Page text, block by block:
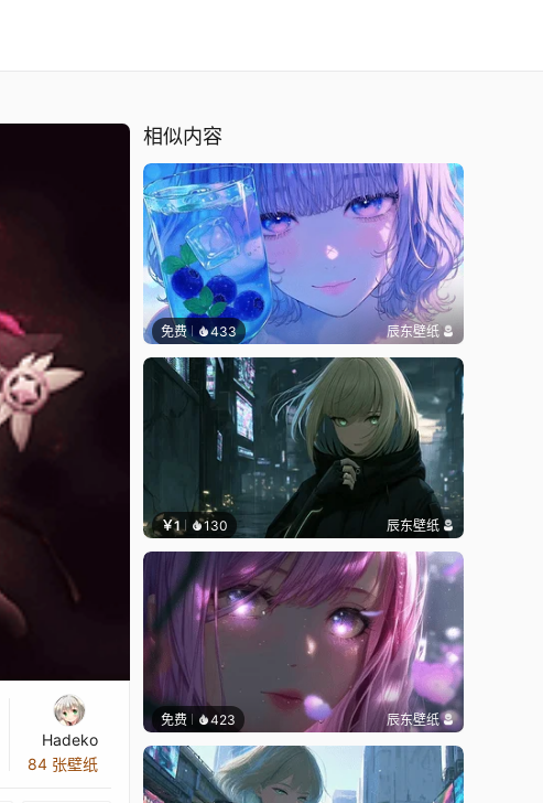
Hadeko
84 张壁纸
相似内容
免费 433 辰东壁纸
￥1 130 辰东壁纸
免费 423 辰东壁纸